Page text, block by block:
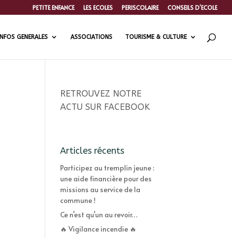
PETITE ENFANCE LES ECOLES PERISCOLAIRE CONSEILS D’ECOLE
INFOS GENERALES ASSOCIATIONS TOURISME & CULTURE
RETROUVEZ NOTRE
ACTU SUR FACEBOOK
Articles récents
Participez au tremplin jeune :
une aide financière pour des
missions au service de la
commune !
Ce n’est qu’un au revoir…
🔥 Vigilance incendie 🔥